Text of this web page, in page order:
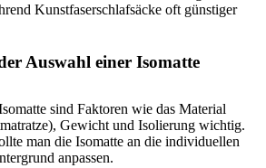
Kunstfaserschlafsäcke oft günstiger
Auswahl einer Isomatte
sind Faktoren wie das Material
Gewicht und Isolierung wichtig.
man die Isomatte an die individuellen
anpassen.